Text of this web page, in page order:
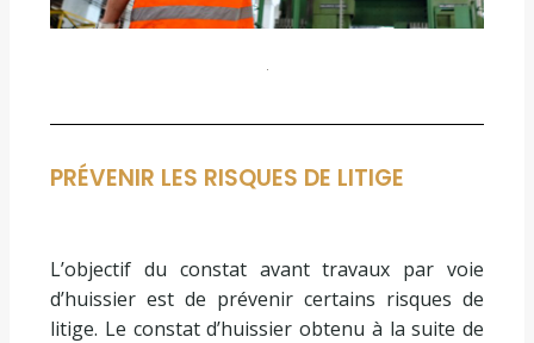
PRÉVENIR LES RISQUES DE LITIGE
L’objectif du constat avant travaux par voie
d’huissier est de prévenir certains risques de
litige. Le constat d’huissier obtenu à la suite de